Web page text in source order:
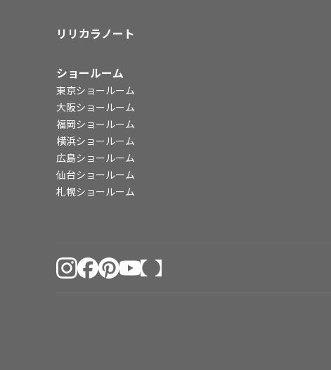
リリカラノート
ショールーム
東京ショールーム
大阪ショールーム
福岡ショールーム
横浜ショールーム
広島ショールーム
仙台ショールーム
札幌ショールーム